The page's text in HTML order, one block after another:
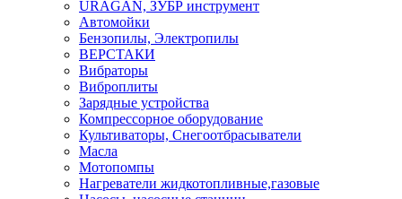
URAGAN, ЗУБР инструмент
Автомойки
Бензопилы, Электропилы
ВЕРСТАКИ
Вибраторы
Виброплиты
Зарядные устройства
Компрессорное оборудование
Культиваторы, Снегоотбрасыватели
Масла
Мотопомпы
Нагреватели жидкотопливные,газовые